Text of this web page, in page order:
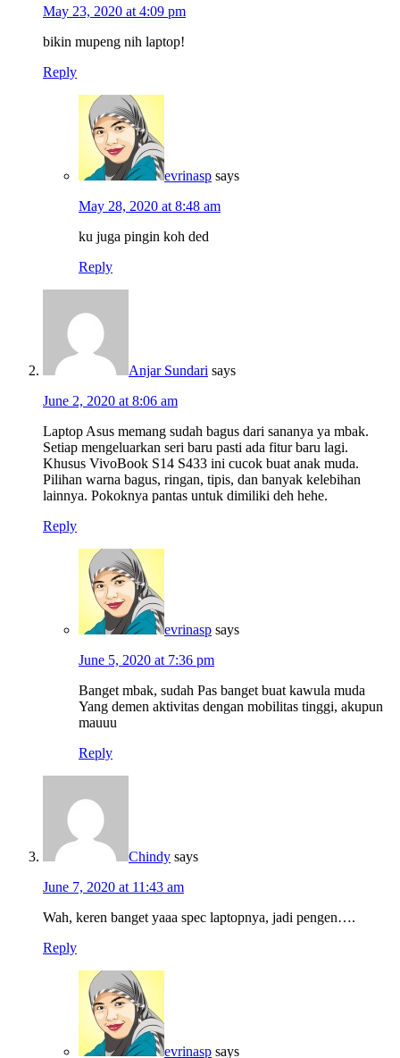
May 23, 2020 at 4:09 pm
bikin mupeng nih laptop!
Reply
evrinasp says
May 28, 2020 at 8:48 am
ku juga pingin koh ded
Reply
Anjar Sundari says
June 2, 2020 at 8:06 am
Laptop Asus memang sudah bagus dari sananya ya mbak.
Setiap mengeluarkan seri baru pasti ada fitur baru lagi.
Khusus VivoBook S14 S433 ini cucok buat anak muda.
Pilihan warna bagus, ringan, tipis, dan banyak kelebihan
lainnya. Pokoknya pantas untuk dimiliki deh hehe.
Reply
evrinasp says
June 5, 2020 at 7:36 pm
Banget mbak, sudah Pas banget buat kawula muda
Yang demen aktivitas dengan mobilitas tinggi, akupun
mauuu
Reply
Chindy says
June 7, 2020 at 11:43 am
Wah, keren banget yaaa spec laptopnya, jadi pengen….
Reply
evrinasp says